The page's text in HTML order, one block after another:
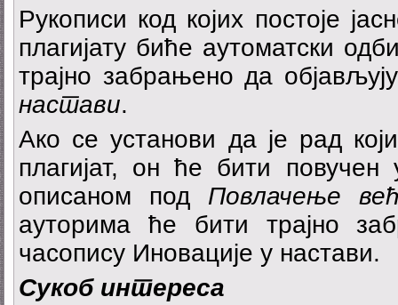
Рукописи код којих постоје
плагијату биће аутоматски
трајно забрањено да
настави.
Ако се установи да је рад
плагијат, он ће бити
описаном под Повлачење
ауторима ће бити трајно
часопису Иновације у настави.
Сукоб интереса